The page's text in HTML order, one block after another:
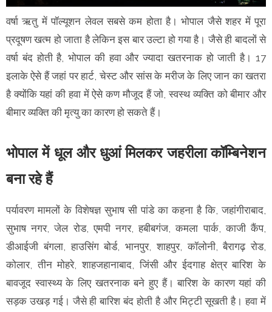
वर्षा ऋतु में पॉल्यूशन लेवल सबसे कम होता है। भोपाल जैसे शहर में पूरा
प्रदूषण खत्म हो जाता है लेकिन इस बार उल्टा हो गया है। जैसे ही बादलों से
वर्षा बंद होती है, भोपाल की हवा और ज्यादा खतरनाक हो जाती है। 17
इलाके ऐसे हैं जहां पर हार्ट, चेस्ट और सांस के मरीज के लिए जान का खतरा
है क्योंकि यहां की हवा में ऐसे कण मौजूद हैं जो, स्वस्थ व्यक्ति को बीमार और
बीमार व्यक्ति की मृत्यु का कारण हो सकते हैं।
भोपाल में धूल और धुआं मिलकर जहरीला कॉम्बिनेशन
बना रहे हैं
पर्यावरण मामलों के विशेषज्ञ सुभाष सी पांडे का कहना है कि, जहांगीराबाद,
सुभाष नगर, जेल रोड, एमपी नगर, हबीबगंज, कमला पार्क, काजी कैंप,
डीआईजी बंगला, हाउसिंग बोर्ड, भानपुर, शाहपुर, कॉलोनी, बैरागढ़ रोड,
कोलार, तीन मोहरे, शाहजहानाबाद, जिंसी और ईदगाह क्षेत्र बारिश के
बावजूद स्वास्थ्य के लिए खतरनाक बने हुए हैं। बारिश के कारण यहां की
सड़क उखड़ गई। जैसे ही बारिश बंद होती है और मिट्टी सूखती है। हवा में